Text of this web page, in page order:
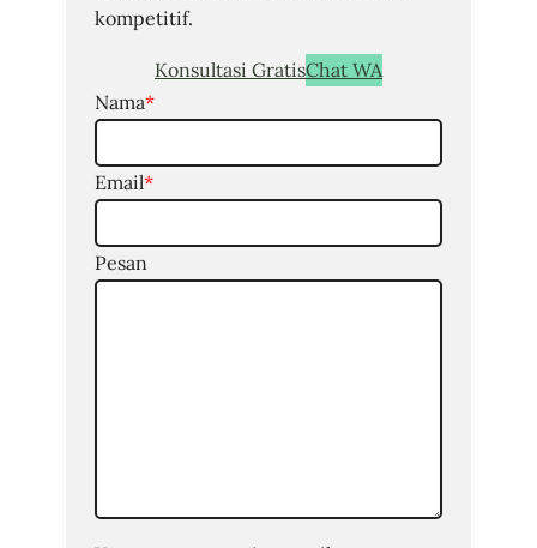
kompetitif.
Konsultasi GratisChat WA
Nama*
Email*
Pesan